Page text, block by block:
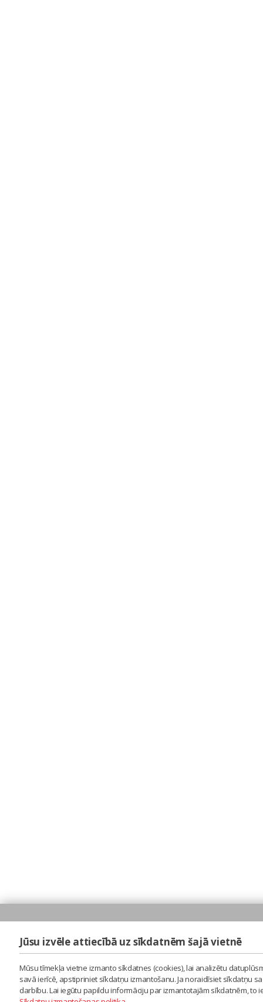
Jūsu izvēle attiecībā uz sīkdatnēm šajā vietnē
Mūsu tīmekļa vietne izmanto sīkdatnes (cookies), lai analizētu
savā ierīcē, apstipriniet sīkdatņu izmantošanu. Ja noraidīsiet sīkdatņu
darbību. Lai iegūtu papildu informāciju par izmantotajām sīkdatnēm,